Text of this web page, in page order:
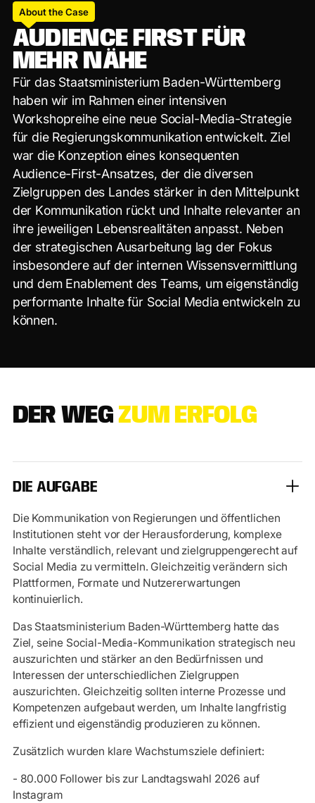
About the Case
AUDIENCE FIRSTFÜR
MEHR NÄHE
Für das Staatsministerium Baden-Württemberg
haben wir im Rahmen einer intensiven
Workshopreihe eine neue Social-Media-Strategie
für die Regierungskommunikation entwickelt. Ziel
war die Konzeption eines konsequenten
Audience-First-Ansatzes, der die diversen
Zielgruppen des Landes stärker in den Mittelpunkt
der Kommunikation rückt und Inhalte relevanter an
ihre jeweiligen Lebensrealitäten anpasst. Neben
der strategischen Ausarbeitung lag der Fokus
insbesondere auf der internen Wissensvermittlung
und dem Enablement des Teams, um eigenständig
performante Inhalte für Social Media entwickeln zu
können.
DER WEGZUM ERFOLG
DIE AUFGABE
Die Kommunikation von Regierungen und öffentlichen
Institutionen steht vor der Herausforderung, komplexe
Inhalte verständlich, relevant und zielgruppengerecht auf
Social Media zu vermitteln. Gleichzeitig verändern sich
Plattformen, Formate und Nutzererwartungen
kontinuierlich.
Das Staatsministerium Baden-Württemberg hatte das
Ziel, seine Social-Media-Kommunikation strategisch neu
auszurichten und stärker an den Bedürfnissen und
Interessen der unterschiedlichen Zielgruppen
auszurichten. Gleichzeitig sollten interne Prozesse und
Kompetenzen aufgebaut werden, um Inhalte langfristig
effizient und eigenständig produzieren zu können.
Zusätzlich wurden klare Wachstumsziele definiert:
- 80.000 Follower bis zur Landtagswahl 2026 auf
Instagram